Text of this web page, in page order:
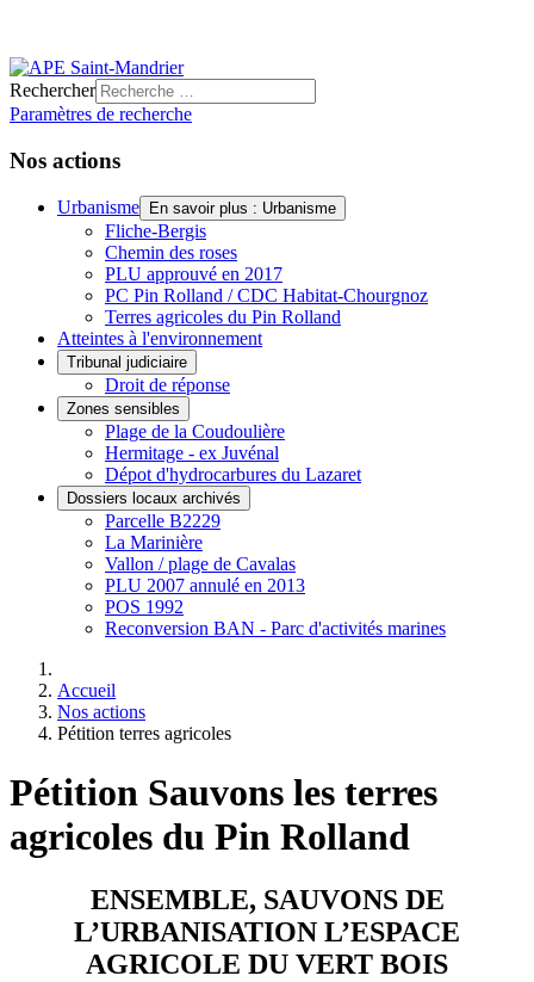
Rechercher
Paramètres de recherche
Nos actions
Urbanisme En savoir plus : Urbanisme
Fliche-Bergis
Chemin des roses
PLU approuvé en 2017
PC Pin Rolland / CDC Habitat-Chourgnoz
Terres agricoles du Pin Rolland
Atteintes à l'environnement
Tribunal judiciaire
Droit de réponse
Zones sensibles
Plage de la Coudoulière
Hermitage - ex Juvénal
Dépot d'hydrocarbures du Lazaret
Dossiers locaux archivés
Parcelle B2229
La Marinière
Vallon / plage de Cavalas
PLU 2007 annulé en 2013
POS 1992
Reconversion BAN - Parc d'activités marines
Accueil
Nos actions
Pétition terres agricoles
Pétition Sauvons les terres
agricoles du Pin Rolland
ENSEMBLE, SAUVONS DE
L’URBANISATION L’ESPACE
AGRICOLE DU VERT BOIS